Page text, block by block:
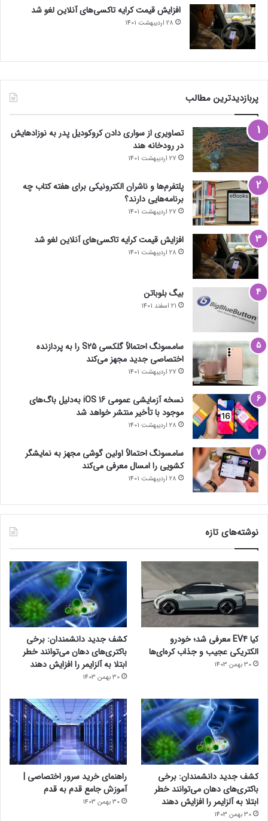
افزایش قیمت کرایه تاکسی‌های آنلاین لغو شد
28 اردیبهشت 1401
پربازدیدترین مطالب
تصاویری از سواری دادن کروکودیل پدر به نوزادهایش
در رودخانه هند
27 اردیبهشت 1401
پلتفرم‌ها و ناشران الکترونیکی برای هفته کتاب چه
برنامه‌هایی دارند؟
27 اردیبهشت 1401
افزایش قیمت کرایه تاکسی‌های آنلاین لغو شد
28 اردیبهشت 1401
بیگ بلوباتن
21 اسفند 1401
سامسونگ احتمالاً گلکسی S25 را به پردازنده
اختصاصی جدید مجهز می‌کند
27 اردیبهشت 1401
نسخه آزمایشی عمومی iOS 16 به‌دلیل باگ‌های
موجود با تأخیر منتشر خواهد شد
28 اردیبهشت 1401
سامسونگ احتمالاً اولین گوشی مجهز به نمایشگر
کشویی را امسال معرفی می‌کند
28 اردیبهشت 1401
نوشته‌های تازه
کیا EV4 معرفی شد؛ خودرو
الکتریکی عجیب و جذاب کره‌ای‌ها
30 بهمن 1403
کشف جدید دانشمندان: برخی
باکتری‌های دهان می‌توانند خطر
ابتلا به آلزایمر را افزایش دهند
30 بهمن 1403
کشف جدید دانشمندان: برخی
باکتری‌های دهان می‌توانند خطر
ابتلا به آلزایمر را افزایش دهند
30 بهمن 1403
راهنمای خرید سرور اختصاصی |
آموزش جامع قدم به قدم
30 بهمن 1403